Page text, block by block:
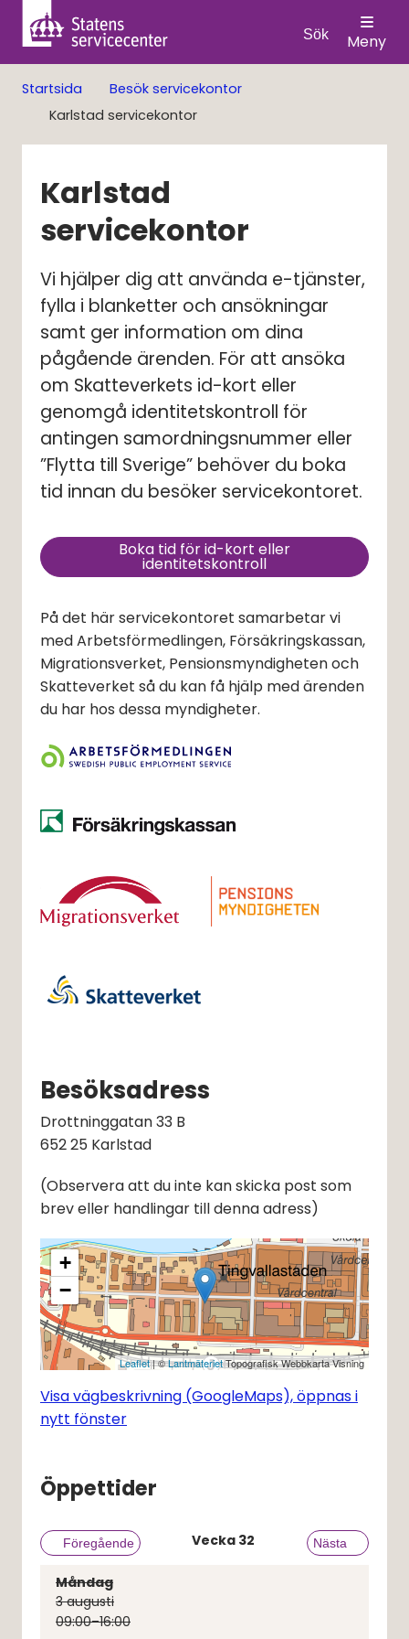
Sök Meny
Startsida
Besök servicekontor
Karlstad servicekontor
Karlstad
servicekontor
Vi hjälper dig att använda e-tjänster,
fylla i blanketter och ansökningar
samt ger information om dina
pågående ärenden. För att ansöka
om Skatteverkets id-kort eller
genomgå identitetskontroll för
antingen samordningsnummer eller
”Flytta till Sverige” behöver du boka
tid innan du besöker servicekontoret.
Boka tid för id-kort eller
identitetskontroll(länk till annan webbplats,
På det här servicekontoret samarbetar vi
med Arbetsförmedlingen, Försäkringskassan,
Migrationsverket, Pensionsmyndigheten och
Skatteverket så du kan få hjälp med ärenden
du har hos dessa myndigheter.
Besöksadress
Drottninggatan 33 B
652 25 Karlstad
(Observera att du inte kan skicka post som
brev eller handlingar till denna adress)
+
−
Leaflet| ©LantmäterietTopografisk Webbkarta Visning
Visa vägbeskrivning (GoogleMaps), öppnas i
nytt fönster
Öppettider
Föregående vecka
Föregående Vecka 32 Nästa vecka
Nästa
Måndag
3augusti
09:00–16:00